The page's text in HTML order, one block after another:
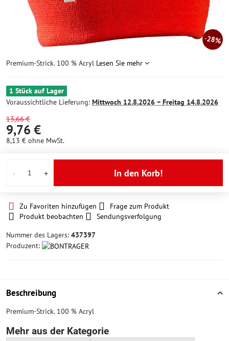
28%
Premium-Strick. 100 % Acryl Lesen Sie mehr
1 Stück auf Lager
Voraussichtliche Lieferung: Mittwoch 12.8.2026 − Freitag 14.8.2026
13,66 €
9,76 €
8,13 € ohne MwSt.
In den Korb!
Zu Favoriten hinzufügen
Frage zum Produkt
Produkt beobachten
Sendungsverfolgung
Nummer des Lagers: 437397
Produzent:
Beschreibung
Premium-Strick. 100 % Acryl
Mehr aus der Kategorie